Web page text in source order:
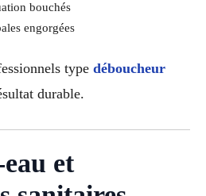
bouchés
engorgées
type déboucheur
durable.
et